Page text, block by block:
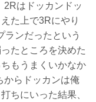
はドッカンドッ
た上で3Rにやり
ランだったという
たところを決めた
もうまくいかなか
からドッカンは俺
ちにいった結果、